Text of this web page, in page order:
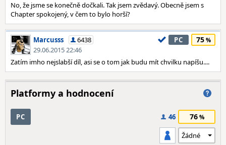
No, že jsme se konečně dočkali. Tak jsem zvědavý. Obecně jsem s
Chapter spokojený, v čem to bylo horší?
Marcusss
6438
29.06.2015 22:46
PC 75
Zatím imho nejslabší díl, asi se o tom jak budu mít chvilku napíšu....
Platformy a hodnocení
PC 46 76